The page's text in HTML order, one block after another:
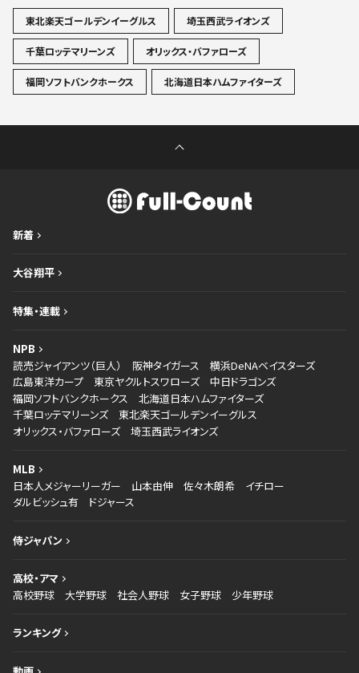
東北楽天ゴールデンイーグルス
埼玉西武ライオンズ
千葉ロッテマリーンズ オリックス・バファローズ
福岡ソフトバンクホークス 北海道日本ハムファイターズ
新着
大谷翔平
特集・連載
NPB
読売ジャイアンツ（巨人）
阪神タイガース
横浜DeNAベイスターズ
広島東洋カープ
東京ヤクルトスワローズ
中日ドラゴンズ
福岡ソフトバンクホークス
北海道日本ハムファイターズ
千葉ロッテマリーンズ
東北楽天ゴールデンイーグルス
オリックス・バファローズ
埼玉西武ライオンズ
MLB
日本人メジャーリーガー
山本由伸 佐々木朗希
イチロー
ダルビッシュ有
ドジャース
侍ジャパン
高校・アマ
高校野球
大学野球 社会人野球 女子野球 少年野球
ランキング